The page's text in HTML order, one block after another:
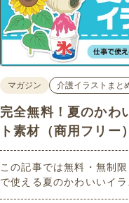
マガジン 介護イラストまと
完全無料！夏のかわ
ト素材（商用フリー
この記事では無料・無制
で使える夏のかわいいイラ
数ご紹介いたします。夏